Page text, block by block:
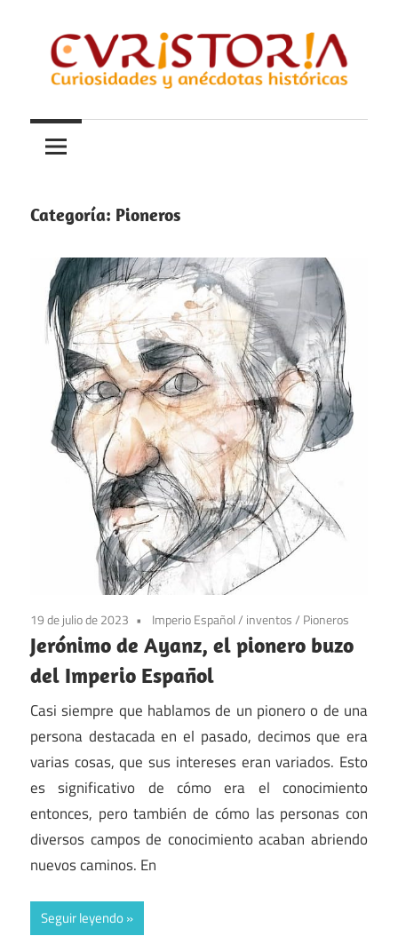
contenido
Curistoria
y
anécdotas
historia
Categoría: Pioneros
19 de julio de 2023 Imperio Español/ inventos/ Pioneros
Jerónimo de Ayanz, el pionero buzo
del Imperio Español
Casi siempre que hablamos de un pionero o de una
persona destacada en el pasado, decimos que era
varias cosas, que sus intereses eran variados. Esto
es significativo de cómo era el conocimiento
entonces, pero también de cómo las personas con
diversos campos de conocimiento acaban abriendo
nuevos caminos. En
Seguir leyendo